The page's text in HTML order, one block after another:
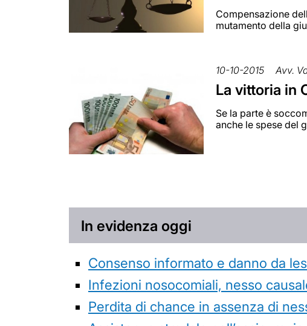
Compensazione
mutamento della
10-10-2015 Avv.
La vittoria in
Se la parte è
anche le spese del
In evidenza oggi
Consenso informato e danno da
Infezioni nosocomiali, nesso
Perdita di chance in assenza di